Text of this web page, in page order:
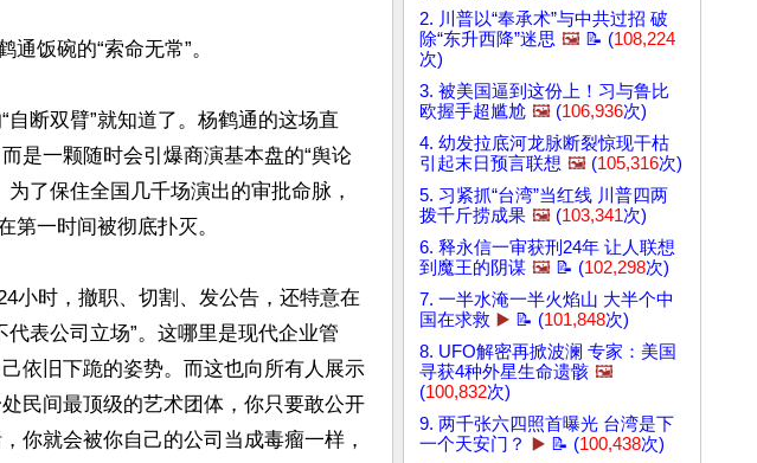
饭碗的“索命无常”。
断双臂”就知道了。杨鹤通的这场直
是一颗随时会引爆商演基本盘的“舆论
了保住全国几千场演出的审批命脉，
第一时间被彻底扑灭。
小时，撤职、切割、发公告，还特意在
表公司立场”。这哪里是现代企业管
依旧下跪的姿势。而这也向所有人展示
民间最顶级的艺术团体，你只要敢公开
你就会被你自己的公司当成毒瘤一样，
2. 川普以“奉承术”与中共过招 破
除“东升西降”迷思 🖼️ 📝 (108,224
次)
3. 被美国逼到这份上！习与鲁比
欧握手超尴尬 🖼️ (106,936次)
4. 幼发拉底河龙脉断裂惊现干枯
引起末日预言联想 🖼️ (105,316次)
5. 习紧抓“台湾”当红线 川普四两
拨千斤捞成果 🖼️ (103,341次)
6. 释永信一审获刑24年 让人联想
到魔王的阴谋 🖼️ 📝 (102,298次)
7. 一半水淹一半火焰山 大半个中
国在求救 ▶️ 📝 (101,848次)
8. UFO解密再掀波澜 专家：美国
寻获4种外星生命遗骸 🖼️
(100,832次)
9. 两千张六四照首曝光 台湾是下
一个天安门？
▶️ 📝 (100,438次)